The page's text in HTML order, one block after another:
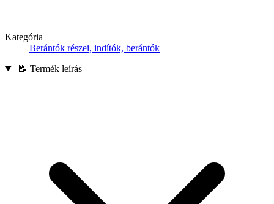
Kategória
Berántók részei, indítók, berántók
📝 Termék leírás